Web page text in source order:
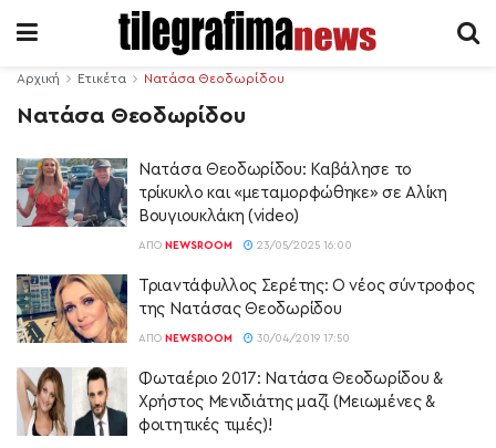
Αρχική Ετικέτα Νατάσα Θεοδωρίδου
Νατάσα Θεοδωρίδου
Νατάσα Θεοδωρίδου: Καβάλησε το
τρίκυκλο και «μεταμορφώθηκε» σε Αλίκη
Βουγιουκλάκη (video)
ΑΠΌ NEWSROOM 23/05/2025 16:00
Τριαντάφυλλος Σερέτης: Ο νέος σύντροφος
της Νατάσας Θεοδωρίδου
ΑΠΌ NEWSROOM 30/04/2019 17:50
Φωταέριο 2017: Νατάσα Θεοδωρίδου &
Χρήστος Μενιδιάτης μαζί (Μειωμένες &
φοιτητικές τιμές)!